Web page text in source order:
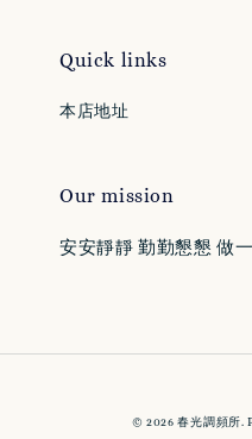
Quick links
本店地址
Our mission
安安靜靜 勤勤懇懇 做
© 2026 春光調頻所.